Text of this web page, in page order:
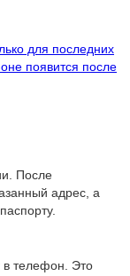
для последних
появится после
После
адрес, а
телефон. Это